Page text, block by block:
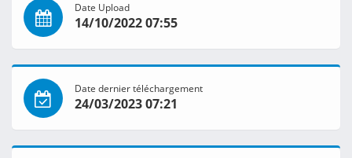
Date Upload
14/10/2022 07:55
Date dernier téléchargement
24/03/2023 07:21